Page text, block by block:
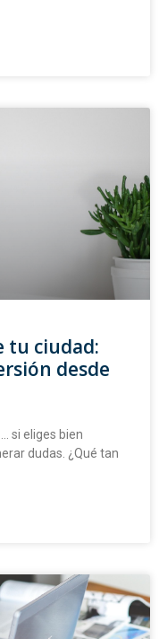
tu ciudad:
desde
si eliges bien
dudas. ¿Qué tan